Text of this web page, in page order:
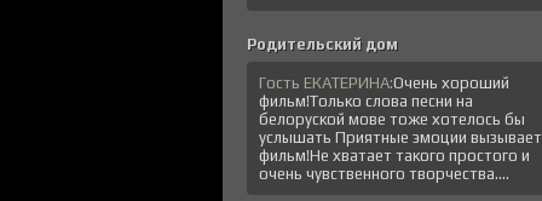
Родительский дом
Гость ЕКАТЕРИНА:Очень хороший
фильм!Только слова песни на
белоруской мове тоже хотелось бы
услышать Приятные эмоции вызывает
фильм!Не хватает такого простого и
очень чувственного творчества....